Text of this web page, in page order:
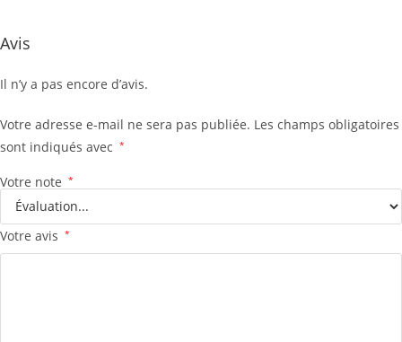
Avis
Il n’y a pas encore d’avis.
Votre adresse e-mail ne sera pas publiée. Les champs obligatoires
sont indiqués avec *
Votre note *
Votre avis *